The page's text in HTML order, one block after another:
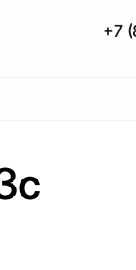
+7